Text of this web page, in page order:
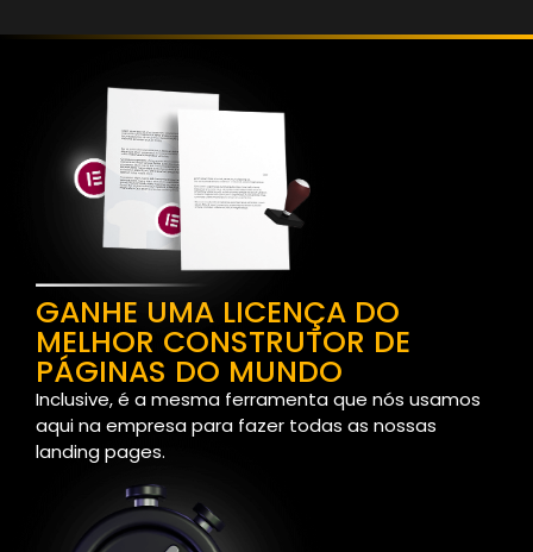
GANHE UMA LICENÇA DO
MELHOR CONSTRUTOR DE
PÁGINAS DO MUNDO
Inclusive, é a mesma ferramenta que nós usamos
aqui na empresa para fazer todas as nossas
landing pages.